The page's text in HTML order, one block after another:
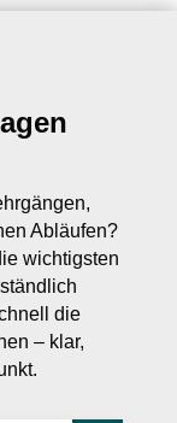
Abläufen?
wichtigsten
die
– klar,